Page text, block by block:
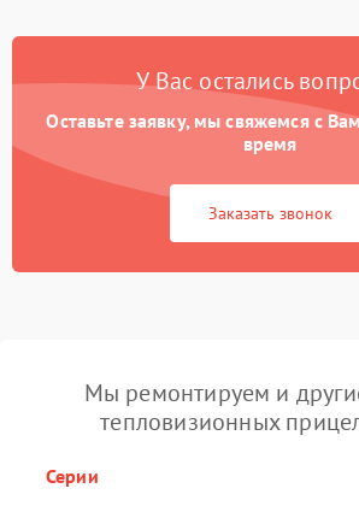
У Вас остались
Оставьте заявку, мы свяжемся с
время
Заказать звонок
Мы ремонтируем и
тепловизионных
Серии